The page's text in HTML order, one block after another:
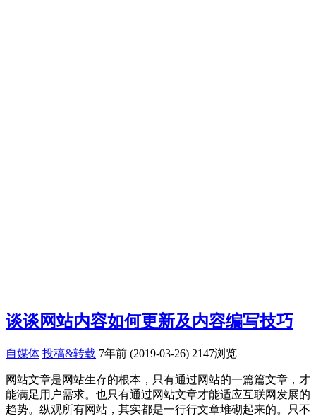
谈谈网站内容如何更新及内容编写技巧
自媒体 投稿&转载 7年前 (2019-03-26) 2147浏览
网站文章是网站生存的根本，只有通过网站的一篇篇文章，才
能满足用户需求。也只有通过网站文章才能适应互联网发展的
趋势。纵观所有网站，其实都是一行行文章堆砌起来的。只不